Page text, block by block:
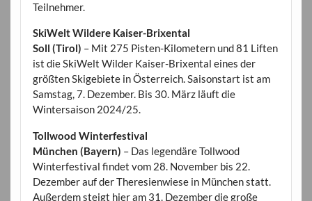
Teilnehmer.
SkiWelt Wildere Kaiser-Brixental
Soll (Tirol) – Mit 275 Pisten-Kilometern und 81 Liften
ist die SkiWelt Wilder Kaiser-Brixental eines der
größten Skigebiete in Österreich. Saisonstart ist am
Samstag, 7. Dezember. Bis 30. März läuft die
Wintersaison 2024/25.
Tollwood Winterfestival
München (Bayern) – Das legendäre Tollwood
Winterfestival findet vom 28. November bis 22.
Dezember auf der Theresienwiese in München statt.
Außerdem steigt hier am 31. Dezember die große